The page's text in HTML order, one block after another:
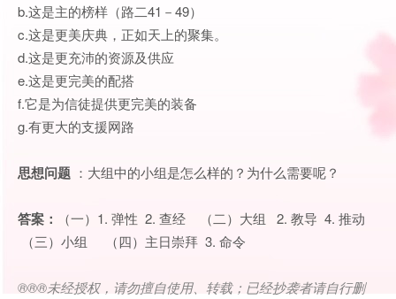
b.这是主的榜样（路二41－49）
c.这是更美庆典，正如天上的聚集。
d.这是更充沛的资源及供应
e.这是更完美的配搭
f.它是为信徒提供更完美的装备
g.有更大的支援网路
思想问题 ：大组中的小组是怎么样的？为什么需要呢？
答案：
（一）1. 弹性 2. 查经 （二）大组 2. 教导 4. 推动
（三）小组 （四）主日崇拜 3. 命令
®®®未经授权，请勿擅自使用、转载；已经抄袭者请自行删